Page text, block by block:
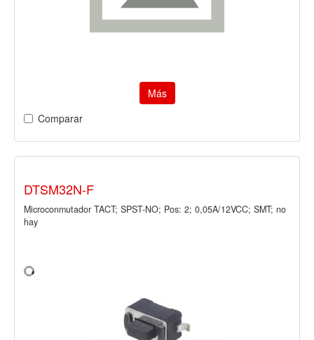
Más
Comparar
DTSM32N-F
Microconmutador TACT; SPST-NO; Pos: 2; 0,05A/12VCC; SMT; no
hay